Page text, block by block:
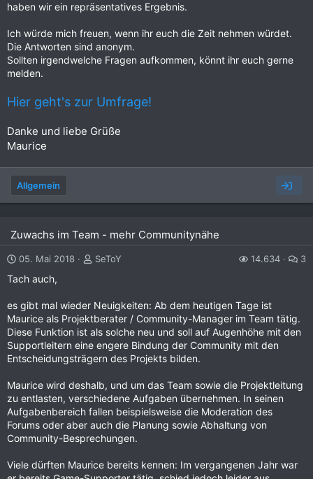
haben wir ein repräsentatives Ergebnis.
Ich würde mich freuen, wenn ihr euch die Zeit nehmen würdet.
Die Antworten sind anonym.
Sollten irgendwelche Fragen aufkommen, könnt ihr euch gerne
melden.
Hier geht's zur Umfrage!
Danke und liebe Grüße
Maurice
Allgemein
Zuwachs im Team - mehr Communitynähe
05. Mai 2018 SeToY 14.634 3
Tach auch,
es gibt mal wieder Neuigkeiten: Ab dem heutigen Tage ist
Maurice als Projektberater / Community-Manager im Team tätig.
Diese Funktion ist als solche neu und soll auf Augenhöhe mit den
Supportleitern eine engere Bindung der Community mit den
Entscheidungsträgern des Projekts bilden.
Maurice wird deshalb, und um das Team sowie die Projektleitung
zu entlasten, verschiedene Aufgaben übernehmen. In seinen
Aufgabenbereich fallen beispielsweise die Moderation des
Forums oder aber auch die Planung sowie Abhaltung von
Community-Besprechungen.
Viele dürften Maurice bereits kennen: Im vergangenen Jahr war